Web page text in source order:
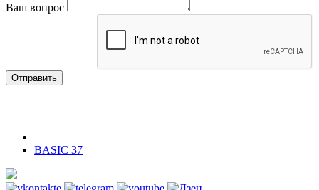
Ваш вопрос
Отправить
BASIC 37